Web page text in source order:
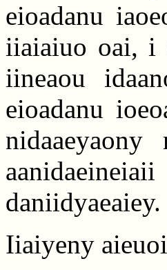
eioadanu
iiaiaiuo oai, i
iineaou
eioadanu
daniidyaeaiey.
Iiaiyeny